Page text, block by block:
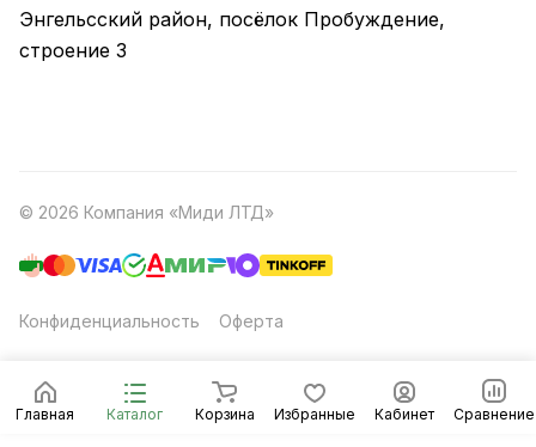
Главная Каталог Корзина Избранные Кабинет Сравнение
Энгельсский район, посёлок Пробуждение,
строение 3
© 2026 Компания «Миди ЛТД»
Конфиденциальность Оферта